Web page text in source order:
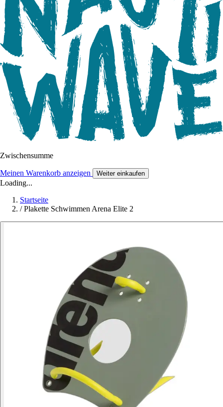
Zwischensumme
Meinen Warenkorb anzeigen Weiter einkaufen
Loading...
Startseite
/ Plakette Schwimmen Arena Elite 2